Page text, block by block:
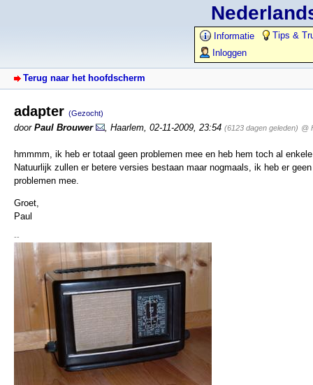
Informatie
Tips &
Inloggen
Terug naar het hoofdscherm
adapter (Gezocht)
door Paul Brouwer Haarlem 02-11-2009, 23:54 (6123 dagen geleden) @
hmmmm, ik heb er totaal geen problemen mee en heb hem toch al
Natuurlijk zullen er betere versies bestaan maar nogmaals, ik heb er geen
problemen mee.
Groet,
Paul
--